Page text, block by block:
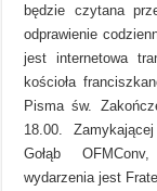
będzie czytana
odprawienie
jest internetowa
kościoła
Pisma św.
18.00.
Gołąb
wydarzenia jest